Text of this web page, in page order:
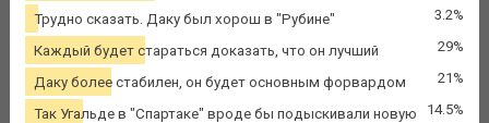
Трудно сказать. Даку был хорош в "Рубине" 3.2%
Каждый будет стараться доказать, что он лучший 29%
Даку более стабилен, он будет основным форвардом 21%
Так Угальде в "Спартаке" вроде бы подыскивали новую
14.5%